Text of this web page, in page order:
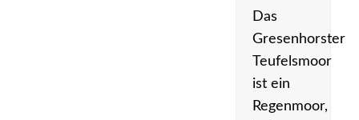
Das
Gresenhorster
Teufelsmoor
ist ein
Regenmoor,